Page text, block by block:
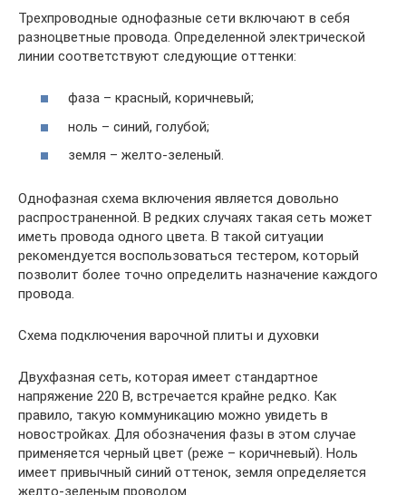
Трехпроводные однофазные сети включают в себя
разноцветные провода. Определенной электрической
линии соответствуют следующие оттенки:
фаза – красный, коричневый;
ноль – синий, голубой;
земля – желто-зеленый.
Однофазная схема включения является довольно
распространенной. В редких случаях такая сеть может
иметь провода одного цвета. В такой ситуации
рекомендуется воспользоваться тестером, который
позволит более точно определить назначение каждого
провода.
Схема подключения варочной плиты и духовки
Двухфазная сеть, которая имеет стандартное
напряжение 220 В, встречается крайне редко. Как
правило, такую коммуникацию можно увидеть в
новостройках. Для обозначения фазы в этом случае
применяется черный цвет (реже – коричневый). Ноль
имеет привычный синий оттенок, земля определяется
желто-зеленым проводом.